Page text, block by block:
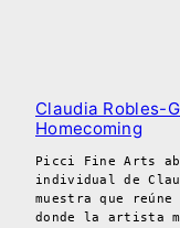
Claudia Robles-
Homecoming
Picci Fine Arts
individual de
muestra que
donde la artista